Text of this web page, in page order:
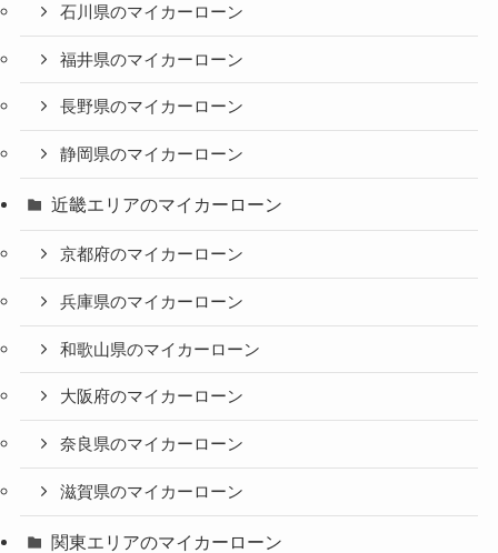
石川県のマイカーローン
福井県のマイカーローン
長野県のマイカーローン
静岡県のマイカーローン
近畿エリアのマイカーローン
京都府のマイカーローン
兵庫県のマイカーローン
和歌山県のマイカーローン
大阪府のマイカーローン
奈良県のマイカーローン
滋賀県のマイカーローン
関東エリアのマイカーローン